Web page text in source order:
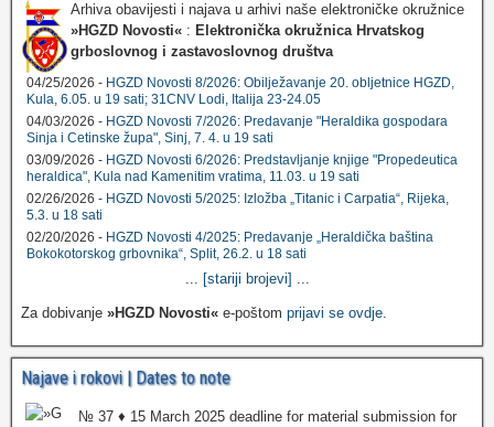
Arhiva obavijesti i najava u arhivi naše elektroničke okružnice
»HGZD Novosti« : Elektronička okružnica Hrvatskog
grboslovnog i zastavoslovnog društva
04/25/2026 - HGZD Novosti 8/2026: Obilježavanje 20. obljetnice HGZD,
Kula, 6.05. u 19 sati; 31CNV Lodi, Italija 23-24.05
04/03/2026 - HGZD Novosti 7/2026: Predavanje "Heraldika gospodara
Sinja i Cetinske župa", Sinj, 7. 4. u 19 sati
03/09/2026 - HGZD Novosti 6/2026: Predstavljanje knjige "Propedeutica
heraldica", Kula nad Kamenitim vratima, 11.03. u 19 sati
02/26/2026 - HGZD Novosti 5/2025: Izložba „Titanic i Carpatia“, Rijeka,
5.3. u 18 sati
02/20/2026 - HGZD Novosti 4/2025: Predavanje „Heraldička baština
Bokokotorskog grbovnika“, Split, 26.2. u 18 sati
... [stariji brojevi] ...
Za dobivanje »HGZD Novosti« e-poštom prijavi se ovdje.
Najave i rokovi | Dates to note
№ 37 ♦ 15 March 2025 deadline for material submission for